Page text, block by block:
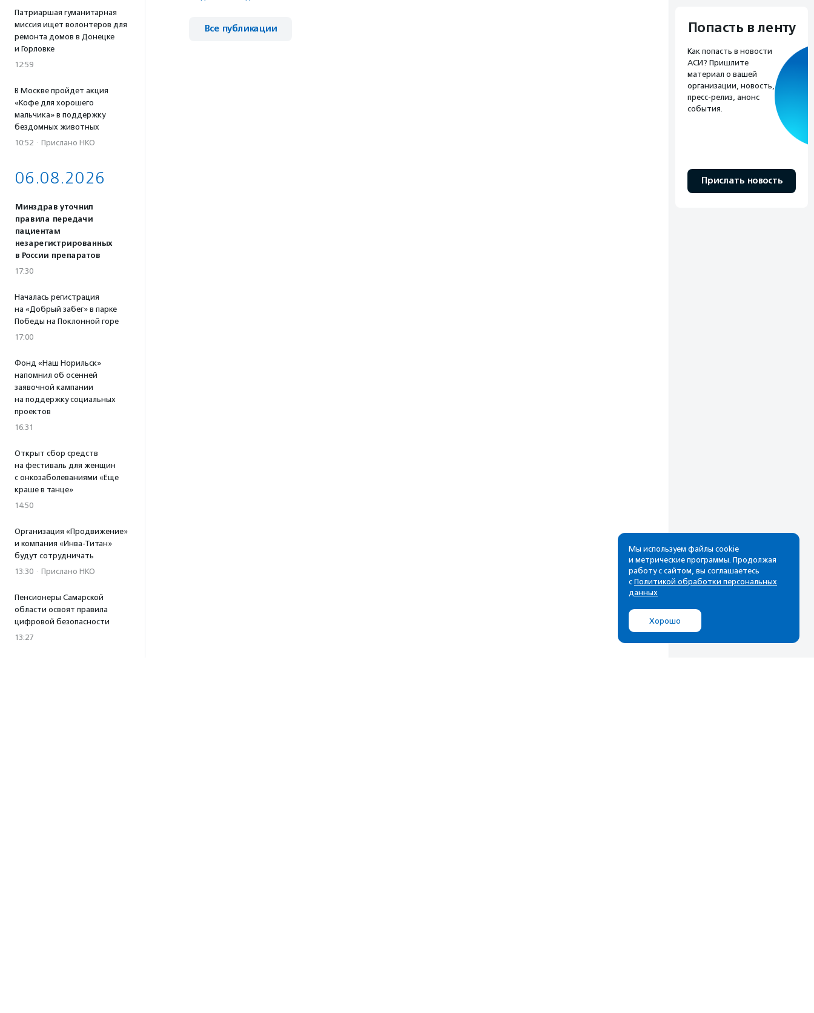
Патриаршая гуманитарная
миссия ищет волонтеров для
ремонта домов в Донецке
и Горловке
12:59
В Москве пройдет акция
«Кофе для хорошего
мальчика» в поддержку
бездомных животных
10:52 · Прислано НКО
06.08.2026
Минздрав уточнил
правила передачи
пациентам
незарегистрированных
в России препаратов
17:30
Началась регистрация
на «Добрый забег» в парке
Победы на Поклонной горе
17:00
Фонд «Наш Норильск»
напомнил об осенней
заявочной кампании
на поддержку социальных
проектов
16:31
Открыт сбор средств
на фестиваль для женщин
с онкозаболеваниями «Еще
краше в танце»
14:50
Организация «Продвижение»
и компания «Инва-Титан»
будут сотрудничать
13:30 · Прислано НКО
Пенсионеры Самарской
области освоят правила
цифровой безопасности
13:27
Все публикации Попасть в ленту
Как попасть в новости
АСИ? Пришлите
материал о вашей
организации, новость,
пресс-релиз, анонс
события.
Прислать новость
Рассылка
Cамые свежие новости,
почтовом ящике
Мы используем файлы cookie
и метрические программы. Продолжая
работу с сайтом, вы соглашаетесь
с Политикой обработки персональных
данных
Хорошо